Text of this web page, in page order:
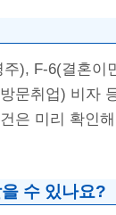
), F-6(결혼이
문취업) 비자
은 미리 확인
수 있나요?